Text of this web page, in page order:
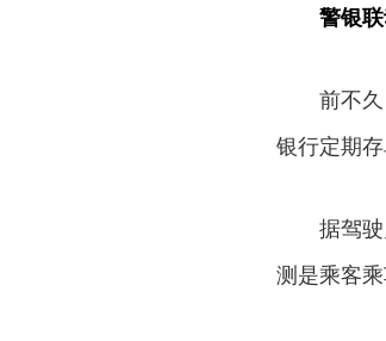
警银
前不
银行定期
据驾
测是乘客